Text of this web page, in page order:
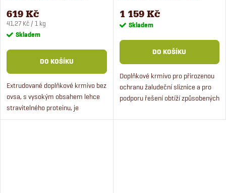
619 Kč
Měrná
cena:
41,27 Kč / 1 kg
Skladem
DO KOŠÍKU
Extrudované doplňkové krmivo bez
ovsa, s vysokým obsahem lehce
stravitelného proteinu, je
stavebním kamenem pro
1 159 Kč
Skladem
DO KOŠÍKU
Doplňkové krmivo pro přirozenou
ochranu žaludeční sliznice a pro
podporu řešení obtíží způsobených